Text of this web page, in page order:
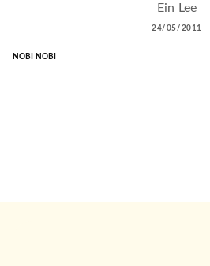
Ein Lee
24/05/2011
NOBI NOBI